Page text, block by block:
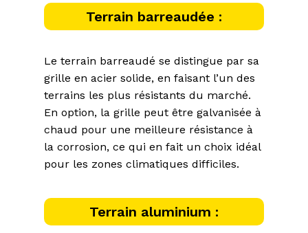
Terrain barreaudée :
Le terrain barreaudé se distingue par sa
grille en acier solide, en faisant l’un des
terrains les plus résistants du marché.
En option, la grille peut être galvanisée à
chaud pour une meilleure résistance à
la corrosion, ce qui en fait un choix idéal
pour les zones climatiques difficiles.
Terrain aluminium :